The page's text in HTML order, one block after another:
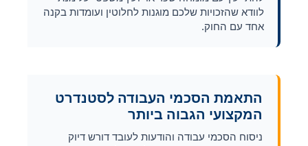
לוודא שהזכויות שלכם מוגנות לחלוטין ועומדות בקנה
אחד עם החוק.
התאמת הסכמי העבודה לסטנדרט
המקצועי הגבוה ביותר
ניסוח הסכמי עבודה והודעות לעובד דורש דיוק